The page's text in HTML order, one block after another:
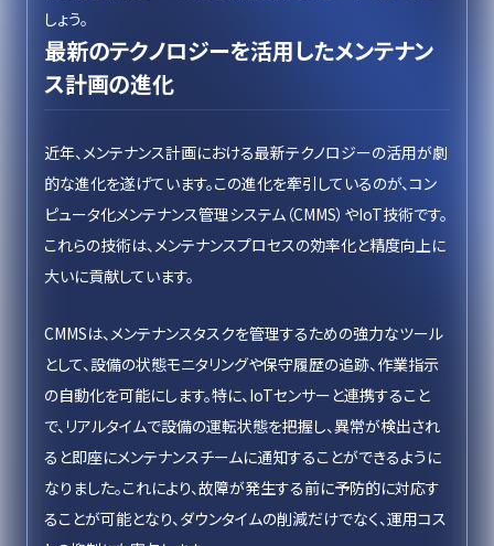
しょう。
最新のテクノロジーを活用したメンテナン
ス計画の進化
近年、メンテナンス計画における最新テクノロジーの活用が劇
的な進化を遂げています。この進化を牽引しているのが、コン
ピュータ化メンテナンス管理システム（CMMS）やIoT技術です。
これらの技術は、メンテナンスプロセスの効率化と精度向上に
大いに貢献しています。
CMMSは、メンテナンスタスクを管理するための強力なツール
として、設備の状態モニタリングや保守履歴の追跡、作業指示
の自動化を可能にします。特に、IoTセンサーと連携すること
で、リアルタイムで設備の運転状態を把握し、異常が検出され
ると即座にメンテナンスチームに通知することができるように
なりました。これにより、故障が発生する前に予防的に対応す
ることが可能となり、ダウンタイムの削減だけでなく、運用コス